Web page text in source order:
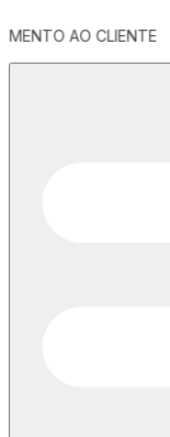
SEGURANÇA E